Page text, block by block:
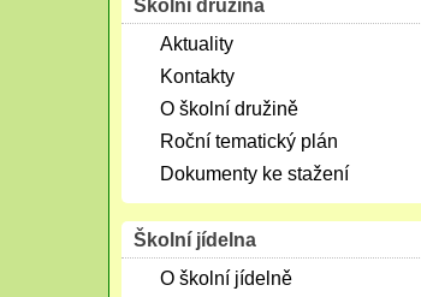
Školní družina
Aktuality
Kontakty
O školní družině
Roční tematický plán
Dokumenty ke stažení
Školní jídelna
O školní jídelně